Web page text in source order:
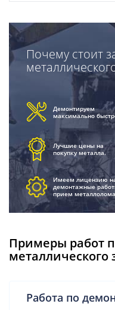
Почему стоит
Демонтируем
максимально
Лучшие цены на
покупку металла.
Имеем лицензию
демонтажные
прием
Примеры работ
металлического
Работа по